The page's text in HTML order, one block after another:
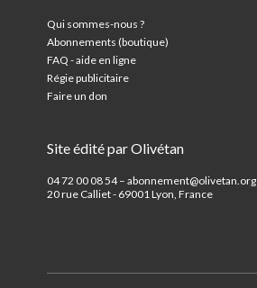
Qui sommes-nous ?
Abonnements (boutique)
FAQ - aide en ligne
Régie publicitaire
Faire un don
Site édité par Olivétan
04 72 00 08 54 – abonnement@olivetan.org
20 rue Calliet - 69001 Lyon, France